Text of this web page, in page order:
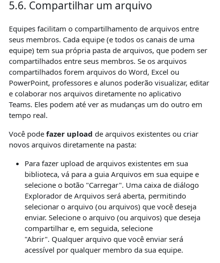
5.6. Compartilhar um arquivo
Equipes facilitam o compartilhamento de arquivos entre
seus membros. Cada equipe (e todos os canais de uma
equipe) tem sua própria pasta de arquivos, que podem ser
compartilhados entre seus membros. Se os arquivos
compartilhados forem arquivos do Word, Excel ou
PowerPoint, professores e alunos poderão visualizar, editar
e colaborar nos arquivos diretamente no aplicativo
Teams. Eles podem até ver as mudanças um do outro em
tempo real.
Você pode fazer upload de arquivos existentes ou criar
novos arquivos diretamente na pasta:
Para fazer upload de arquivos existentes em sua
biblioteca, vá para a guia Arquivos em sua equipe e
selecione o botão "Carregar". Uma caixa de diálogo
Explorador de Arquivos será aberta, permitindo
selecionar o arquivo (ou arquivos) que você deseja
enviar. Selecione o arquivo (ou arquivos) que deseja
compartilhar e, em seguida, selecione
"Abrir". Qualquer arquivo que você enviar será
acessível por qualquer membro da sua equipe.